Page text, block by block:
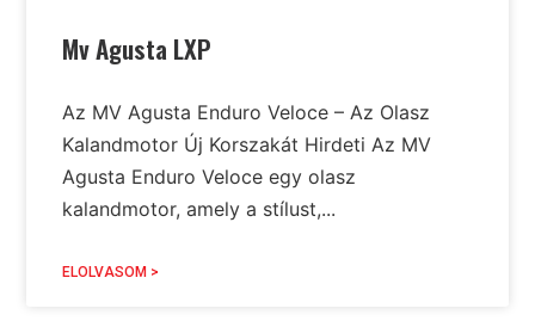
Mv Agusta LXP
Az MV Agusta Enduro Veloce – Az Olasz
Kalandmotor Új Korszakát Hirdeti Az MV
Agusta Enduro Veloce egy olasz
kalandmotor, amely a stílust,...
ELOLVASOM >